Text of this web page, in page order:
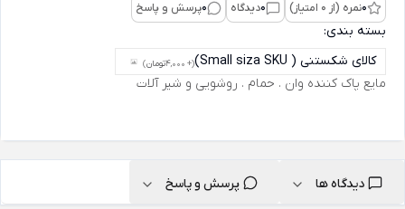
0نمره (از 0 امتیاز) 0دیدگاه 0پرسش و پاسخ
مایع پاک کننده وان . حمام . روشویی و شیر آلات
بسته بندی:
کالای شکستنی ( Small siza SKU)
(+ 4,000 تومان)
دیدگاه ها پرسش و پاسخ